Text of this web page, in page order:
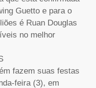
Guetto e para o
é Ruan Douglas
no melhor
fazem suas festas
feira (3), em